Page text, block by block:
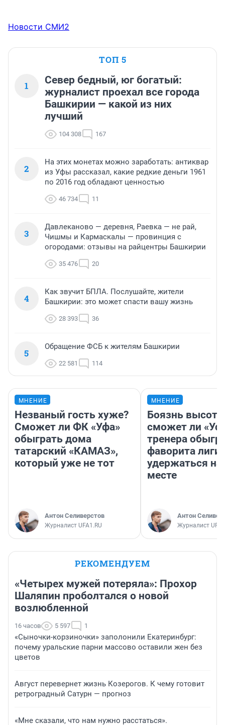
Новости СМИ2
ТОП 5
1
Север бедный, юг богатый:
журналист проехал все города
Башкирии — какой из них
лучший
104 308 167
2
На этих монетах можно заработать: антиквар
из Уфы рассказал, какие редкие деньги 1961
по 2016 год обладают ценностью
46 734 11
3
Давлеканово — деревня, Раевка — не рай,
Чишмы и Кармаскалы — провинция с
огородами: отзывы на райцентры Башкирии
35 476 20
4
Как звучит БПЛА. Послушайте, жители
Башкирии: это может спасти вашу жизнь
28 393 36
5
Обращение ФСБ к жителям Башкирии
22 581 114
МНЕНИЕ
Незваный гость хуже?
Сможет ли ФК «Уфа»
обыграть дома
татарский «КАМАЗ»,
который уже не тот
Антон Селиверстов
Журналист UFA1.RU
МНЕНИЕ
Боязнь
сможет ли
тренера
фаворита лиги
удержаться
месте
Антон
Журналист
РЕКОМЕНДУЕМ
«Четырех мужей потеряла»: Прохор
Шаляпин проболтался о новой
возлюбленной
16 часов 5 597 1
«Сыночки-корзиночки» заполонили Екатеринбург:
почему уральские парни массово оставили жен без
цветов
Август перевернет жизнь Козерогов. К чему готовит
ретроградный Сатурн — прогноз
«Мне сказали, что нам нужно расстаться».